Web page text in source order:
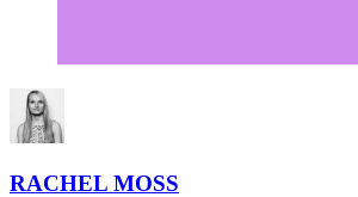
RACHEL MOSS